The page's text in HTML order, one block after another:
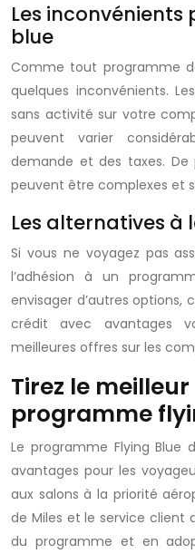
Les
blue
Comme tout programme
quelques inconvénients.
sans activité sur votre
peuvent varier
demande et des taxes. De
peuvent être complexes et
Les alternatives à
Si vous ne voyagez pas
l’adhésion à un
envisager d’autres options,
crédit avec avantages
meilleures offres sur les
Tirez le
programme
Le programme Flying Blue
avantages pour les
aux salonsà la priorité
de Miles et le service client
du programme et en